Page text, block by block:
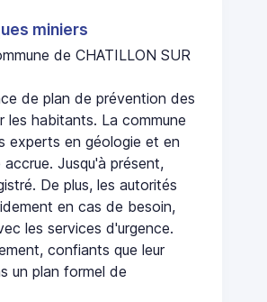
miniers
de CHATILLON SUR
de plan de prévention des
les habitants. La commune
experts en géologie et en
Jusqu'à présent,
De plus, les autorités
en cas de besoin,
les services d'urgence.
confiants que leur
un plan formel de